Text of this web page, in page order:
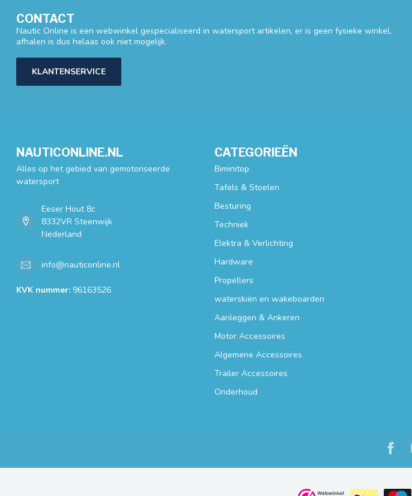
CONTACT
Nautic Online is een webwinkel gespecialiseerd in watersport artikelen, er is geen fysieke winkel,
afhalen is dus helaas ook niet mogelijk.
KLANTENSERVICE
NAUTICONLINE.NL
Alles op het gebied van gemotoriseerde
watersport
Eeser Hout 8c
8332VR Steenwijk
Nederland
info@nauticonline.nl
KVK nummer: 96163526
CATEGORIEËN
Biminitop
Tafels & Stoelen
Besturing
Techniek
Elektra & Verlichting
Hardware
Propellers
waterskiën en wakeboarden
Aanleggen & Ankeren
Motor Accessoires
Algemene Accessoires
Trailer Accessoires
Onderhoud